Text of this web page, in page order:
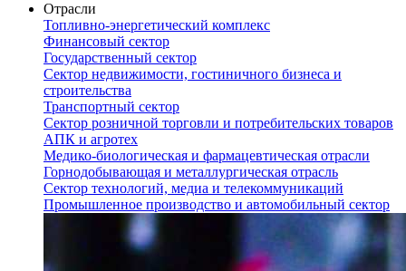
Отрасли
Топливно-энергетический комплекс
Финансовый сектор
Государственный сектор
Сектор недвижимости, гостиничного бизнеса и
строительства
Транспортный сектор
Сектор розничной торговли и потребительских товаров
АПК и агротех
Медико-биологическая и фармацевтическая отрасли
Горнодобывающая и металлургическая отрасль
Сектор технологий, медиа и телекоммуникаций
Промышленное производство и автомобильный сектор